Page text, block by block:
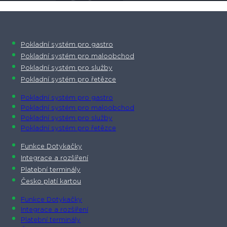
Pokladní systém pro gastro
Pokladní systém pro maloobchod
Pokladní systém pro služby
Pokladní systém pro řetězce
Pokladní systém pro gastro
Pokladní systém pro maloobchod
Pokladní systém pro služby
Pokladní systém pro řetězce
Funkce Dotykačky
Integrace a rozšíření
Platební terminály
Česko platí kartou
Funkce Dotykačky
Integrace a rozšíření
Platební terminály